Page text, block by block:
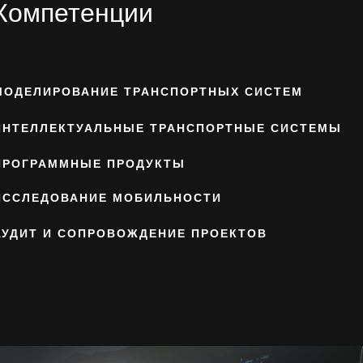
ТРАНСПОРТНЫХ СИСТЕМ
ТРАНСПОРТНЫЕ СИСТЕМЫ
ПРОДУКТЫ
МОБИЛЬНОСТИ
И СОПРОВОЖДЕНИЕ ПРОЕКТОВ